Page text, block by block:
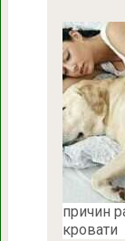
причин
кровати